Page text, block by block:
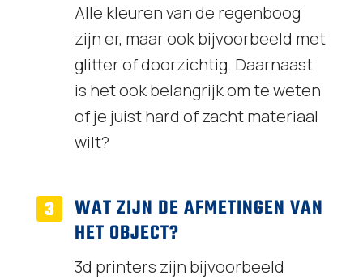
Alle kleuren van de regenboog
zijn er, maar ook bijvoorbeeld met
glitter of doorzichtig. Daarnaast
is het ook belangrijk om te weten
of je juist hard of zacht materiaal
wilt?
WAT ZIJN DE AFMETINGEN VAN
HET OBJECT?
3d printers zijn bijvoorbeeld